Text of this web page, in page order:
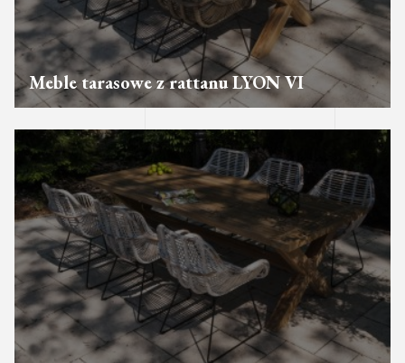
Meble tarasowe z rattanu LYON VI